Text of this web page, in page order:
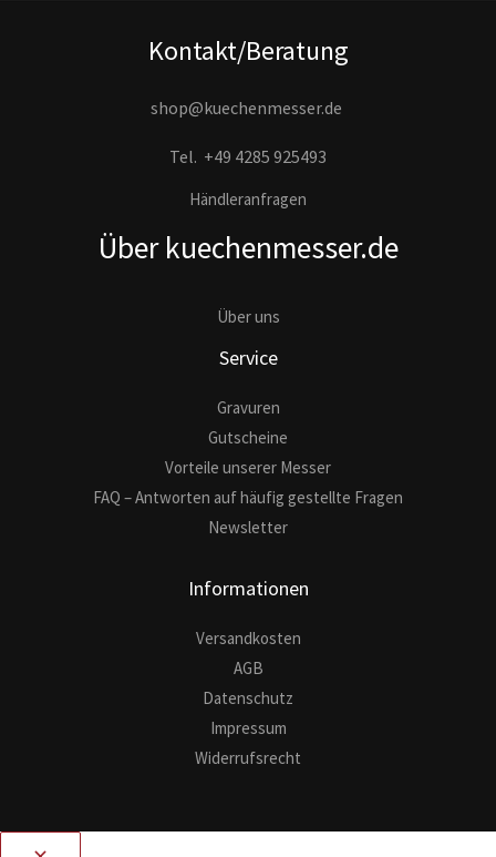
Kontakt/Beratung
shop@kuechenmesser.de
Tel. +49 4285 925493
Händleranfragen
Über kuechenmesser.de
Über uns
Service
Gravuren
Gutscheine
Vorteile unserer Messer
FAQ – Antworten auf häufig gestellte Fragen
Newsletter
Informationen
Versandkosten
AGB
Datenschutz
Impressum
Widerrufsrecht